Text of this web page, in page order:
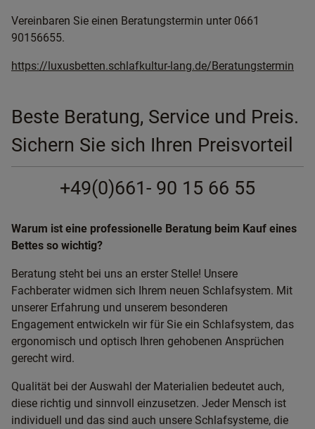
Vereinbaren Sie einen Beratungstermin unter 0661
90156655.
https://luxusbetten.schlafkultur-lang.de/Beratungstermin
Beste Beratung, Service und Preis.
Sichern Sie sich Ihren Preisvorteil
+49(0)661- 90 15 66 55
Warum ist eine professionelle Beratung beim Kauf eines
Bettes so wichtig?
Beratung steht bei uns an erster Stelle! Unsere
Fachberater widmen sich Ihrem neuen Schlafsystem. Mit
unserer Erfahrung und unserem besonderen
Engagement entwickeln wir für Sie ein Schlafsystem, das
ergonomisch und optisch Ihren gehobenen Ansprüchen
gerecht wird.
Qualität bei der Auswahl der Materialien bedeutet auch,
diese richtig und sinnvoll einzusetzen. Jeder Mensch ist
individuell und das sind auch unsere Schlafsysteme, die